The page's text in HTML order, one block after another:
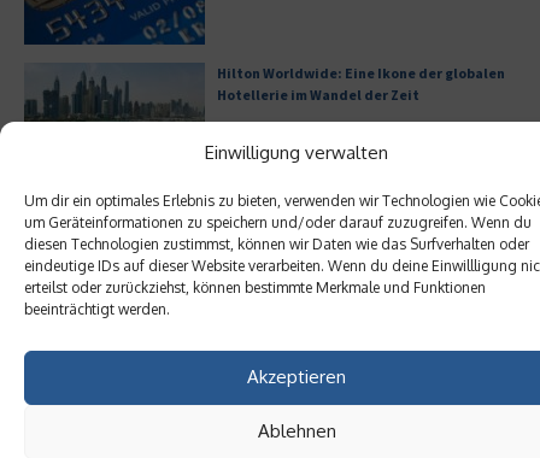
Einwilligung verwalten
Um dir ein optimales Erlebnis zu bieten, verwenden wir Technologien wie
um Geräteinformationen zu speichern und/oder darauf zuzugreifen. Wenn du
diesen Technologien zustimmst, können wir Daten wie das Surfverhalten oder
eindeutige IDs auf dieser Website verarbeiten. Wenn du deine Einwillligung
erteilst oder zurückziehst, können bestimmte Merkmale und Funktionen
beeinträchtigt werden.
Akzeptieren
Ablehnen
Hilton Worldwide: Eine Ikone der globalen
Hotellerie im Wandel der Zeit
Digitalisierung als Wettbewerbsvorteil
Digitale Transformation in kleinen
Unternehmen